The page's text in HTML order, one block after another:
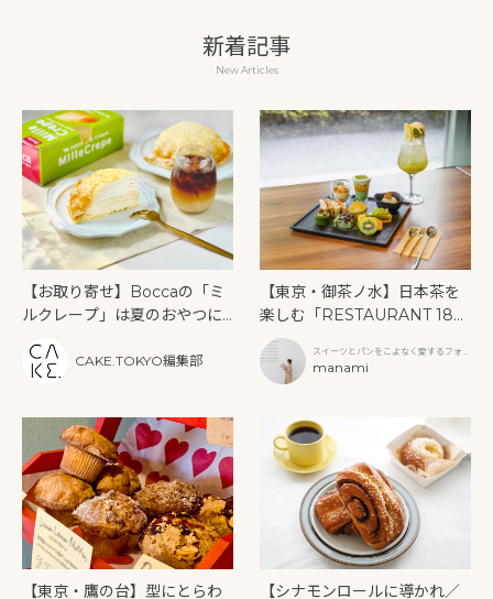
新着記事
New Articles
【お取り寄せ】Boccaの「ミ
ルクレープ」は夏のおやつに
CAKE.TOKYO編集部
【東京・御茶ノ水】日本茶を
楽しむ「RESTAURANT 189
9 OCHANOMIZU」の抹茶ア
フタヌーンティーと新作クリ
ームソーダ
スイーツとパンをこよなく愛するフォト
グラファー
manami
【東京・鷹の台】型にとらわ
【シナモンロールに導かれ／